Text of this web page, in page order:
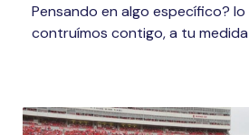
Pensando en algo específico?
contruímos contigo, a tu medida